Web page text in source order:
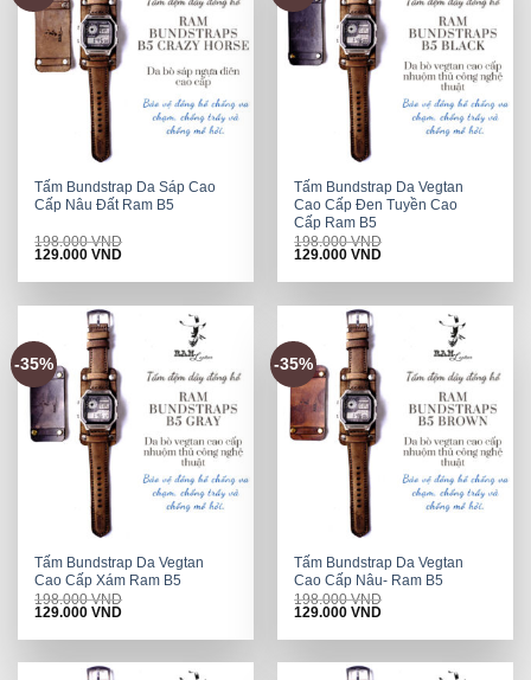
Tấm Bundstrap Da Sáp Cao
Cấp Nâu Đất Ram B5
198.000VND
Original
was:
129.000VNDCurrent
is:
Tấm Bundstrap Da Vegtan
Cao Cấp Đen Tuyền Cao
Cấp Ram B5
198.000VND
Original
was:
129.000VNDCurrent
is:
-35%
Tấm Bundstrap Da Vegtan
Cao Cấp Xám Ram B5
198.000VND
Original
was:
129.000VNDCurrent
is:
-35%
Tấm Bundstrap Da Vegtan
Cao Cấp Nâu- Ram B5
198.000VND
Original
was:
129.000VNDCurrent
is: